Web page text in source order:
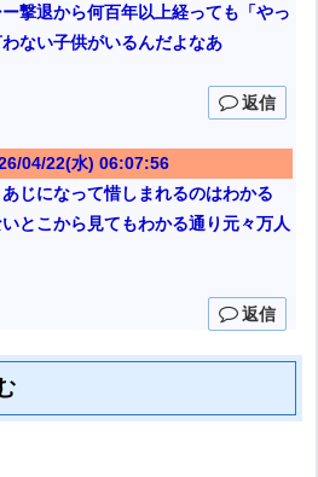
撃退から何百年以上経っても「やっ
ない子供がいるんだよなあ
返信
04/22(水) 06:07:56
じになって惜しまれるのはわかる
とこから見てもわかる通り元々万人
返信